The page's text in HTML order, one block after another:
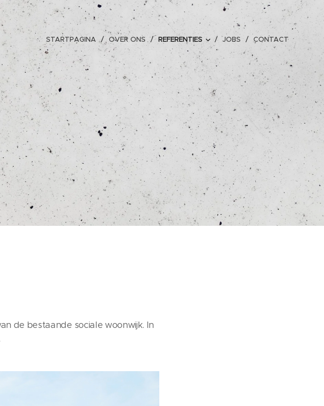
STARTPAGINA OVER ONS REFERENTIES JOBS CONTACT
de bestaande sociale woonwijk. In